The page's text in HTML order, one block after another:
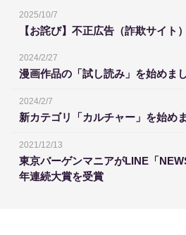
2025/10/7
【お詫び】不正広告（詐欺サイト
2024/2/27
漫画作品の「試し読み」を始めま
2024/2/7
新カテゴリ「カルチャー」を始め
2021/12/13
東京バーゲンマニアがLINE「
年連続大賞を受賞